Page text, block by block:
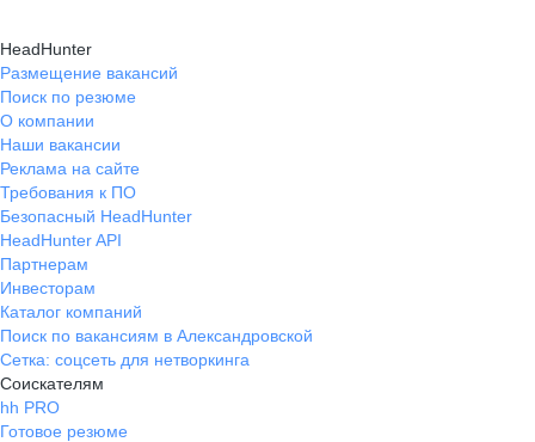
HeadHunter
Размещение вакансий
Поиск по резюме
О компании
Наши вакансии
Реклама на сайте
Требования к ПО
Безопасный HeadHunter
HeadHunter API
Партнерам
Инвесторам
Каталог компаний
Поиск по вакансиям в Александровской
Сетка: соцсеть для нетворкинга
Соискателям
hh PRO
Готовое резюме